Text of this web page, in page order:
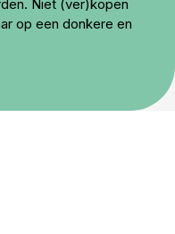
Niet (ver)kopen
op een donkere en